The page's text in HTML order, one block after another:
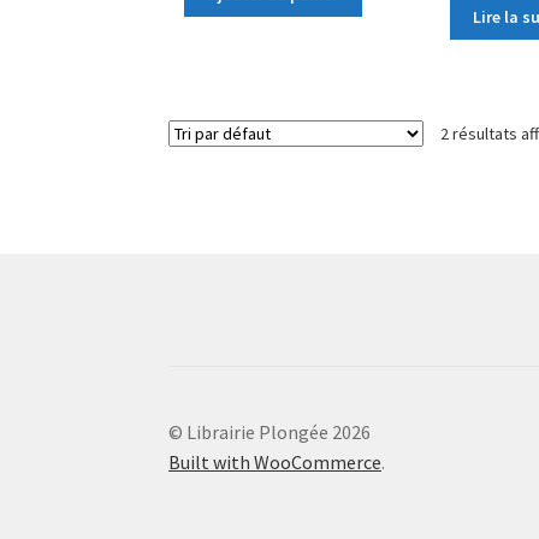
Lire la
2 résultats
© Librairie Plongée 2026
Built with WooCommerce.